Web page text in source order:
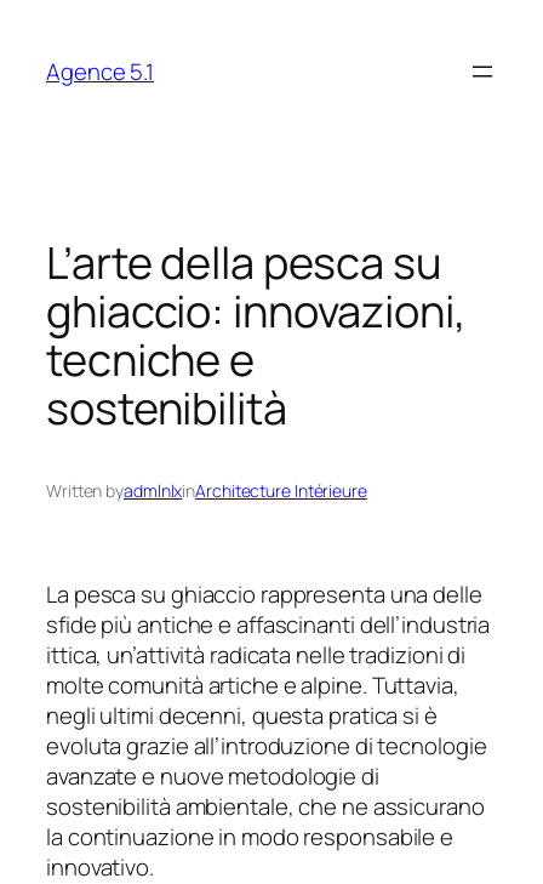
content
Agence 5.1
L’arte della pesca su
ghiaccio: innovazioni,
tecniche e
sostenibilità
Written byadmlnlxinArchitecture Intérieure
La pesca su ghiaccio rappresenta una delle
sfide più antiche e affascinanti dell’industria
ittica, un’attività radicata nelle tradizioni di
molte comunità artiche e alpine. Tuttavia,
negli ultimi decenni, questa pratica si è
evoluta grazie all’introduzione di tecnologie
avanzate e nuove metodologie di
sostenibilità ambientale, che ne assicurano
la continuazione in modo responsabile e
innovativo.